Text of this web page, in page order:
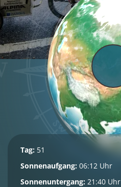
Tag: 51
Sonnenaufgang: 06:12 Uhr
Sonnenuntergang: 21:40 Uhr